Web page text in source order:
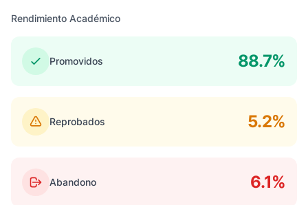
Rendimiento Académico
Promovidos 88.7%
Reprobados 5.2%
Abandono 6.1%